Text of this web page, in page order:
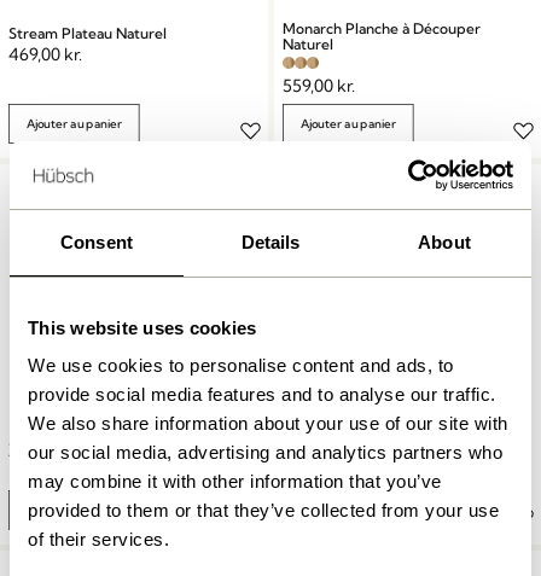
Consent Details About
This website uses cookies
We use cookies to personalise content and ads, to
provide social media features and to analyse our traffic.
We also share information about your use of our site with
our social media, advertising and analytics partners who
may combine it with other information that you’ve
provided to them or that they’ve collected from your use
of their services.
Stream Plateau Naturel
469,00 kr.
Ajouter au panier
Monarch Planche à Découper
Naturel
559,00 kr.
Ajouter au panier
Stone Plateau Terrazzo
729,00kr.
Ajouter au panier
Airy Planches à Découper
Naturel (set de 2)
729,00 kr.
Ajouter au panier